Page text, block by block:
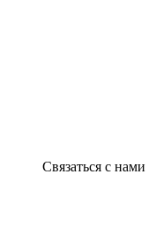
Связаться с нами